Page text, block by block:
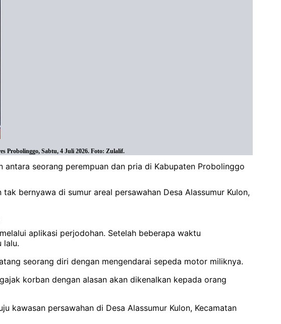
Probolinggo, Sabtu, 4 Juli 2026. Foto: Zulalif.
seorang perempuan dan pria di Kabupaten Probolinggo
bernyawa di sumur areal persawahan Desa Alassumur Kulon,
aplikasi perjodohan. Setelah beberapa waktu
lalu.
seorang diri dengan mengendarai sepeda motor miliknya.
korban dengan alasan akan dikenalkan kepada orang
kawasan persawahan di Desa Alassumur Kulon, Kecamatan